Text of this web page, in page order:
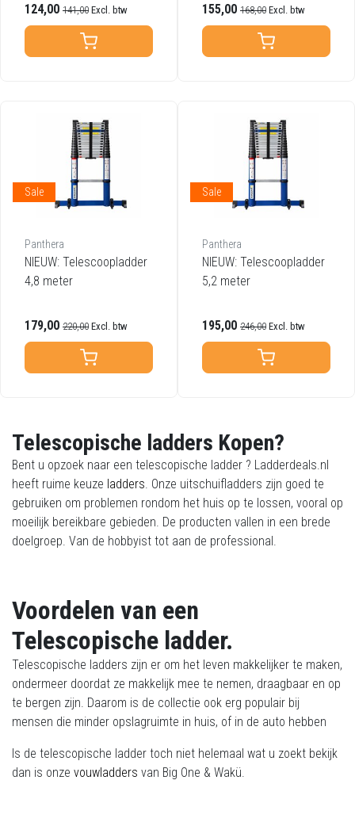
124,00 141,00 Excl. btw 155,00 168,00 Excl. btw
Sale
Panthera
NIEUW: Telescoopladder
4,8 meter
179,00 220,00 Excl. btw
Sale
Panthera
NIEUW: Telescoopladder
5,2 meter
195,00 246,00 Excl. btw
Telescopische ladders Kopen?
Bent u opzoek naar een telescopische ladder ? Ladderdeals.nl
heeft ruime keuze ladders. Onze uitschuifladders zijn goed te
gebruiken om problemen rondom het huis op te lossen, vooral op
moeilijk bereikbare gebieden. De producten vallen in een brede
doelgroep. Van de hobbyist tot aan de professional.
Voordelen van een
Telescopische ladder.
Telescopische ladders zijn er om het leven makkelijker te maken,
ondermeer doordat ze makkelijk mee te nemen, draagbaar en op
te bergen zijn. Daarom is de collectie ook erg populair bij
mensen die minder opslagruimte in huis, of in de auto hebben
Is de telescopische ladder toch niet helemaal wat u zoekt bekijk
dan is onze vouwladders van Big One & Wakü.